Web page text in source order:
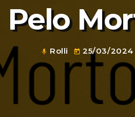
Pelo
mic Rolli today 25/03/2024